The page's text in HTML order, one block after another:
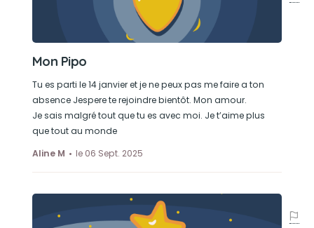
Mon Pipo
Tu es parti le 14 janvier et je ne peux pas me faire a ton
absence Jespere te rejoindre bientôt. Mon amour.
Je sais malgré tout que tu es avec moi. Je t’aime plus
que tout au monde
Aline M
le 06 Sept. 2025